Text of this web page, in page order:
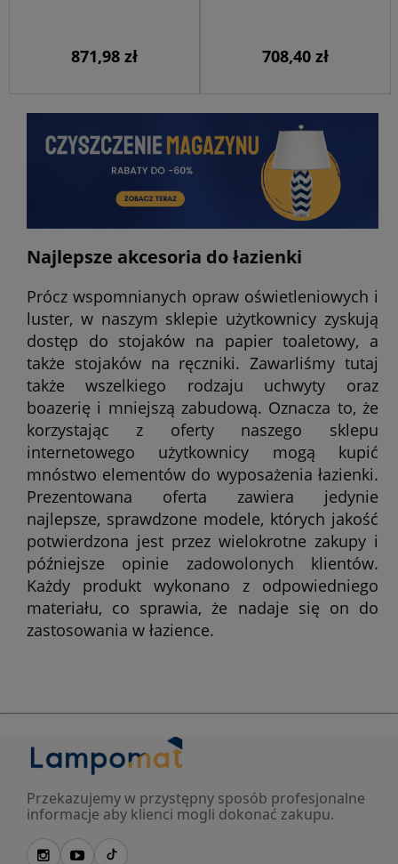
871,98 zł 708,40 zł
Najlepsze akcesoria do łazienki
Prócz wspomnianych opraw oświetleniowych i
luster, w naszym sklepie użytkownicy zyskują
dostęp do stojaków na papier toaletowy, a
także stojaków na ręczniki. Zawarliśmy tutaj
także wszelkiego rodzaju uchwyty oraz
boazerię i mniejszą zabudową. Oznacza to, że
korzystając z oferty naszego sklepu
internetowego użytkownicy mogą kupić
mnóstwo elementów do wyposażenia łazienki.
Prezentowana oferta zawiera jedynie
najlepsze, sprawdzone modele, których jakość
potwierdzona jest przez wielokrotne zakupy i
późniejsze opinie zadowolonych klientów.
Każdy produkt wykonano z odpowiedniego
materiału, co sprawia, że nadaje się on do
zastosowania w łazience.
Przekazujemy w przystępny sposób profesjonalne
informacje aby klienci mogli dokonać zakupu.